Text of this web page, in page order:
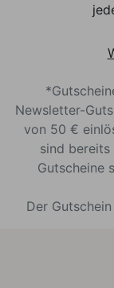
Newsletter-
von 50 €
sind
Gutscheine
Der